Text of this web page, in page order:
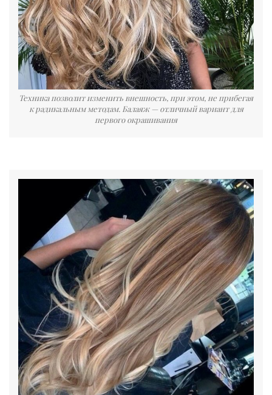
Техника позволит изменить внешность, при этом, не прибегая
к радикальным методам. Балаяж — отличный вариант для
первого окрашивания